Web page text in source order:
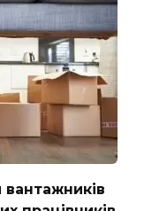
вантажників